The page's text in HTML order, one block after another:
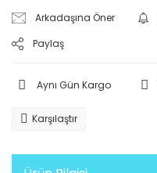
Arkadaşına Öner
Paylaş
Aynı Gün Kargo
Karşılaştır